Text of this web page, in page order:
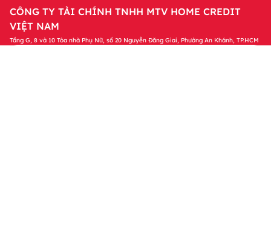
CÔNG TY TÀI CHÍNH TNHH MTV HOME CREDIT
VIỆT NAM
Tầng G, 8 và 10 Tòa nhà Phụ Nữ, số 20 Nguyễn Đăng Giai, Phường An Khánh, TP.HCM